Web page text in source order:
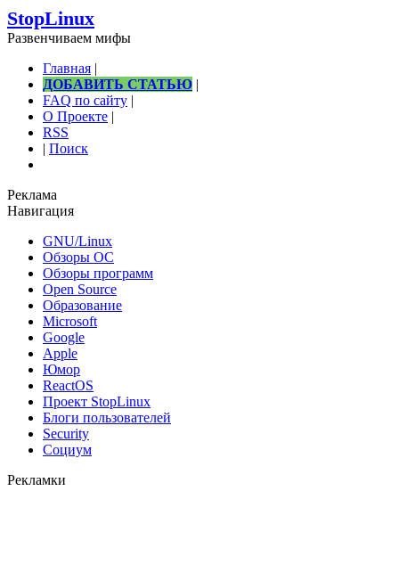
StopLinux
Развенчиваем мифы
Главная |
ДОБАВИТЬ СТАТЬЮ |
FAQ по сайту |
О Проекте |
RSS
| Поиск
Реклама
Навигация
GNU/Linux
Обзоры ОС
Обзоры программ
Open Source
Образование
Microsoft
Google
Apple
Юмор
ReactOS
Проект StopLinux
Блоги пользователей
Security
Социум
Рекламки